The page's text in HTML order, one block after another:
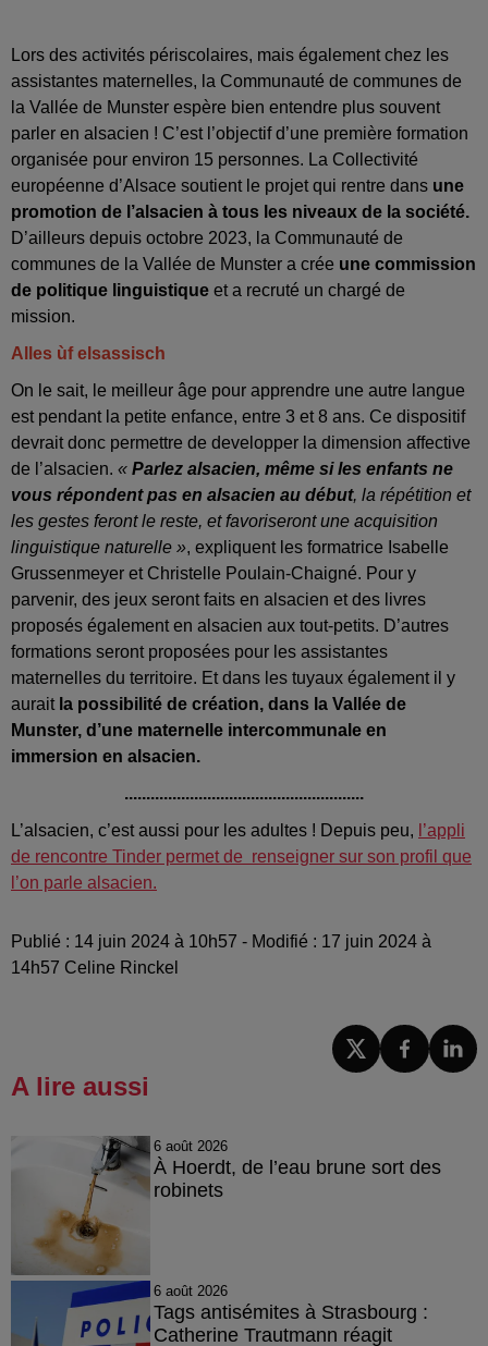
Lors des activités périscolaires, mais également chez les
assistantes maternelles, la Communauté de communes de
la Vallée de Munster espère bien entendre plus souvent
parler en alsacien ! C’est l’objectif d’une première formation
organisée pour environ 15 personnes. La Collectivité
européenne d’Alsace soutient le projet qui rentre dans une
promotion de l’alsacien à tous les niveaux de la société.
D’ailleurs depuis octobre 2023, la Communauté de
communes de la Vallée de Munster a crée une commission
de politique linguistique et a recruté un chargé de
mission.
Alles ùf elsassisch
On le sait, le meilleur âge pour apprendre une autre langue
est pendant la petite enfance, entre 3 et 8 ans. Ce dispositif
devrait donc permettre de developper la dimension affective
de l’alsacien. « Parlez alsacien, même si les enfants ne
vous répondent pas en alsacien au début, la répétition et
les gestes feront le reste, et favoriseront une acquisition
linguistique naturelle », expliquent les formatrice Isabelle
Grussenmeyer et Christelle Poulain-Chaigné. Pour y
parvenir, des jeux seront faits en alsacien et des livres
proposés également en alsacien aux tout-petits. D’autres
formations seront proposées pour les assistantes
maternelles du territoire. Et dans les tuyaux également il y
aurait la possibilité de création, dans la Vallée de
Munster, d’une maternelle intercommunale en
immersion en alsacien.
.......................................................
L’alsacien, c’est aussi pour les adultes ! Depuis peu, l’appli
de rencontre Tinder permet de renseigner sur son profil que
l’on parle alsacien.
Publié : 14 juin 2024 à 10h57 - Modifié : 17 juin 2024 à
14h57 Celine Rinckel
A lire aussi
6 août 2026
À Hoerdt, de l’eau brune sort des
robinets
6 août 2026
Tags antisémites à Strasbourg :
Catherine Trautmann réagit